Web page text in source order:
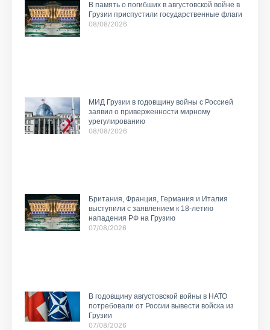
В память о погибших в августовской войне в
Грузии приспустили государственные флаги
08/08/2026
МИД Грузии в годовщину войны с Россией
заявил о приверженности мирному
урегулированию
08/08/2026
Британия, Франция, Германия и Италия
выступили с заявлением к 18-летию
нападения РФ на Грузию
07/08/2026
В годовщину августовской войны в НАТО
потребовали от России вывести войска из
Грузии
07/08/2026